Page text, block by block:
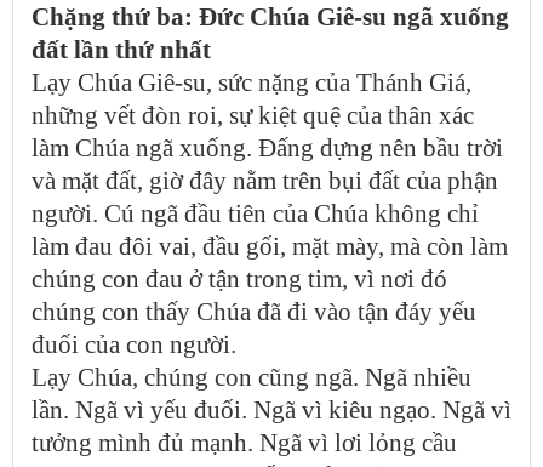
Chặng thứ ba: Đức Chúa Giê-su ngã xuống
đất lần thứ nhất
Lạy Chúa Giê-su, sức nặng của Thánh Giá,
những vết đòn roi, sự kiệt quệ của thân xác
làm Chúa ngã xuống. Đấng dựng nên bầu trời
và mặt đất, giờ đây nằm trên bụi đất của phận
người. Cú ngã đầu tiên của Chúa không chỉ
làm đau đôi vai, đầu gối, mặt mày, mà còn làm
chúng con đau ở tận trong tim, vì nơi đó
chúng con thấy Chúa đã đi vào tận đáy yếu
đuối của con người.
Lạy Chúa, chúng con cũng ngã. Ngã nhiều
lần. Ngã vì yếu đuối. Ngã vì kiêu ngạo. Ngã vì
tưởng mình đủ mạnh. Ngã vì lơi lỏng cầu